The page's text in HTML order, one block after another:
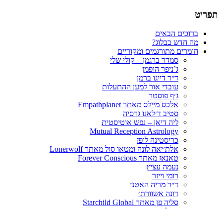
הבלוג של סמדר ברגמן
תפריט
דילוג
לתוכן
ברוכים הבאים
מה חדש בבלוג?
חומרים מתורגמים ומקוריים
סמדר ברגמן – קולי שלי
ג’ניפר הופמן
ד״ר דייגו ברמן
עובדי אור למען ההתעלות
ג׳ף פוסטר
אלכס מיילס מאתר Empathplanet
סטיב ד׳לאנו גרסיה
ליה דיאן – נפש אוטיסטית
Mutual Reception Astrology
כריסטינה לופז
אלת׳יאה לונה ומטאו סול מאתר Lonerwolf
טאנאז מאתר Forever Conscious
נעמה עציץ
רומי וייזר
ד״ר מריה האטני
דונה אשוורת׳
סליה פן מאתר Starchild Global